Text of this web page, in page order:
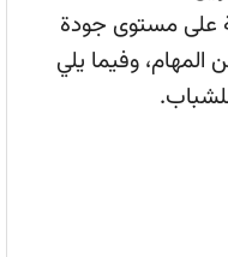
على مستوى جودة
المهام، وفيما يلي